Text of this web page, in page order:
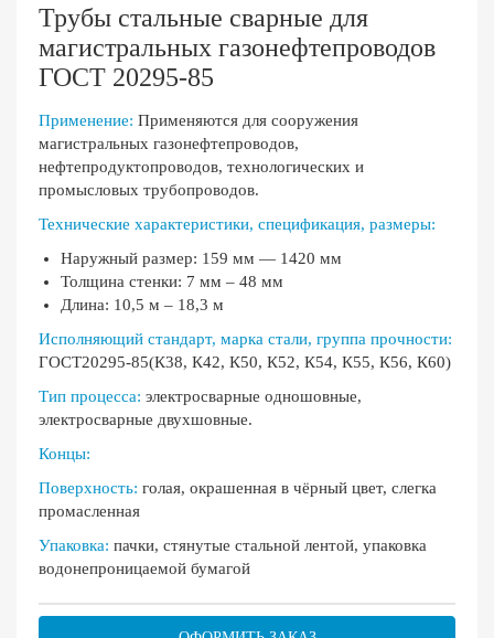
Трубы стальные сварные для
магистральных газонефтепроводов
ГОСТ 20295-85
Применение: Применяются для сооружения
магистральных газонефтепроводов,
нефтепродуктопроводов, технологических и
промысловых трубопроводов.
Технические характеристики, спецификация, размеры:
Наружный размер: 159 мм — 1420 мм
Толщина стенки: 7 мм – 48 мм
Длина: 10,5 м – 18,3 м
Исполняющий стандарт, марка стали, группа прочности:
ГОСТ20295-85(К38, К42, К50, К52, К54, К55, К56, К60)
Тип процесса: электросварные одношовные,
электросварные двухшовные.
Концы:
Поверхность: голая, окрашенная в чёрный цвет, слегка
промасленная
Упаковка: пачки, стянутые стальной лентой, упаковка
водонепроницаемой бумагой